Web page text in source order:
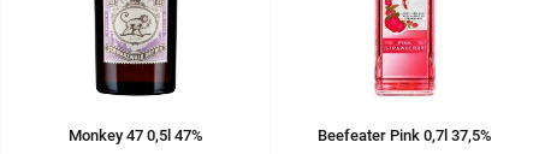
Monkey 47 0,5l 47% Beefeater Pink 0,7l 37,5%